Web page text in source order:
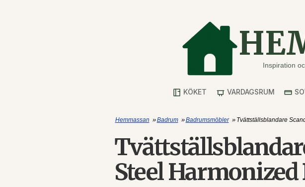
Inspiration
KÖKET VARDAGSRUM
Hemmassan »Badrum »Badrumsmöbler » Tvättställsblandare
Steel Harmonized